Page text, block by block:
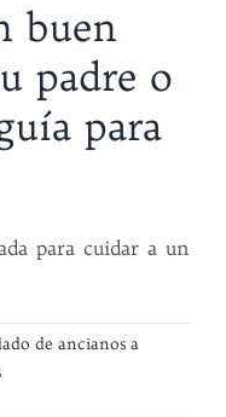
buen
padre o
para
para cuidar a un
de ancianos a